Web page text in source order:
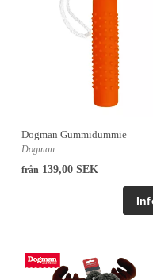
Dogman Gummidummie
Dogman
från 139,00 SEK